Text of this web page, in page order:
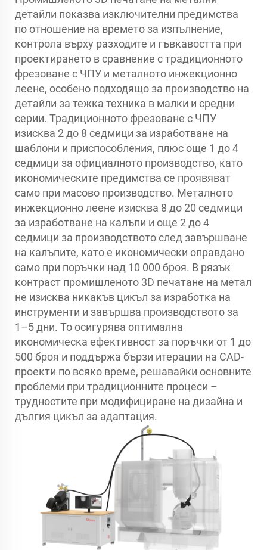
детайли показва изключителни предимства
по отношение на времето за изпълнение,
контрола върху разходите и гъвкавостта при
проектирането в сравнение с традиционното
фрезоване с ЧПУ и металното инжекционно
леене, особено подходящо за производство на
детайли за тежка техника в малки и средни
серии. Традиционното фрезоване с ЧПУ
изисква 2 до 8 седмици за изработване на
шаблони и приспособления, плюс още 1 до 4
седмици за официалното производство, като
икономическите предимства се проявяват
само при масово производство. Металното
инжекционно леене изисква 8 до 20 седмици
за изработване на калъпи и още 2 до 4
седмици за производството след завършване
на калъпите, като е икономически оправдано
само при поръчки над 10 000 броя. В рязък
контраст промишленото 3D печатане на метал
не изисква никакъв цикъл за изработка на
инструменти и завършва производството за
1–5 дни. То осигурява оптимална
икономическа ефективност за поръчки от 1 до
500 броя и поддържа бързи итерации на CAD-
проекти по всяко време, решавайки основните
проблеми при традиционните процеси –
трудностите при модифициране на дизайна и
дългия цикъл за адаптация.